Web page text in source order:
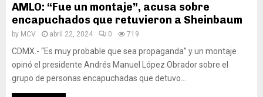
AMLO: “Fue un montaje”, acusa sobre
encapuchados que retuvieron a Sheinbaum
by MCV abril 22, 2024 0 719
CDMX.- “Es muy probable que sea propaganda” y un montaje
opinó el presidente Andrés Manuel López Obrador sobre el
grupo de personas encapuchadas que detuvo...